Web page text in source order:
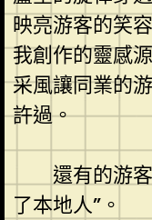
映亮游客的笑
我創作的靈感
采風讓同業的
許過。
還有的游
了本地人”。